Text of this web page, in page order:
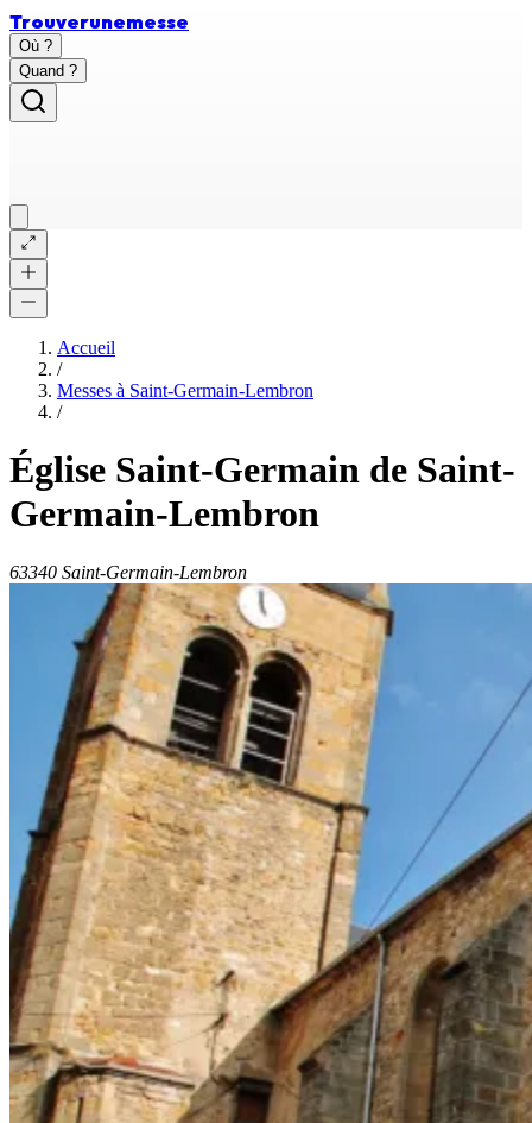
Trouverunemesse
Où ?
Quand ?
Accueil
/
Messes à Saint-Germain-Lembron
/
Église Saint-Germain de Saint-
Germain-Lembron
63340 Saint-Germain-Lembron